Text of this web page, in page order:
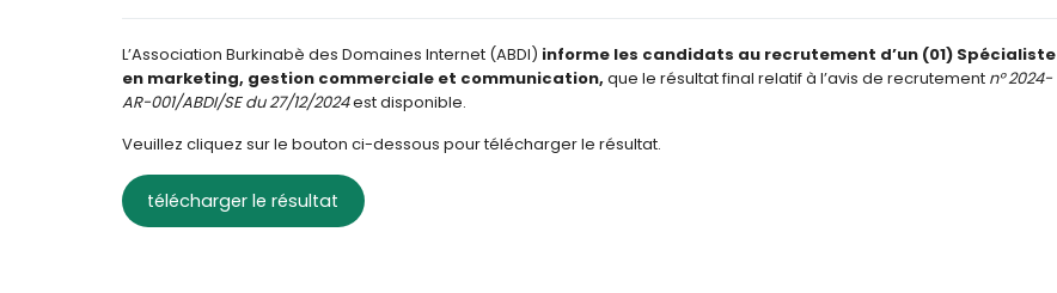
L’Association Burkinabè des Domaines Internet (ABDI) informe les candidats au recrutement d’un (01) Spécialiste
en marketing, gestion commerciale et communication, que le résultat final relatif à l’avis de recrutement n° 2024-
AR-001/ABDI/SE du 27/12/2024est disponible.
Veuillez cliquez sur le bouton ci-dessous pour télécharger le résultat.
télécharger le résultat